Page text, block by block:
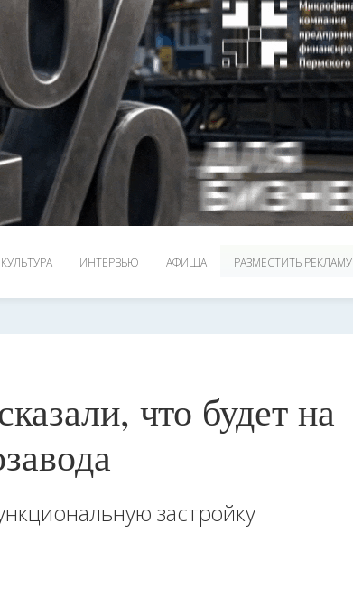
КУЛЬТУРА ИНТЕРВЬЮ АФИША РАЗМЕСТИТЬ РЕКЛАМУ
что будет на
застройку